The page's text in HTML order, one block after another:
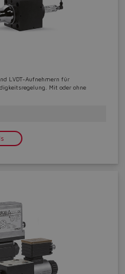
the
will be
LVDT-Aufnehmern für
Mit oder ohne